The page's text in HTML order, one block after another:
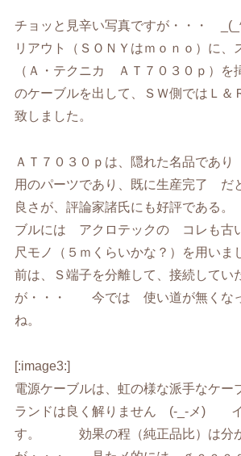
チョッと見辛い写真ですが・・・
リアウト（ＳＯＮＹはｍｏｎｏ）に、
（Ａ・テクニカ ＡＴ７０３０ｐ）を
のケーブルを出して、ＳＷ側ではＬ＆
致しました。
ＡＴ７０３０ｐは、隠れた名品であり
用のパーツであり、既に生産完了
良さが、評論家諸氏にも好評で
ブルには アクロテックの コレも古
尺モノ（５ｍくらいかな？）を
前は、Ｓ端子を分離して、接続してい
が・・・ 今では 使い道が無くなっ
ね。
[:image3:]
電源ケーブルは、虹の様な派手なケ
ランドは良く解りません (-_-メ)
す。 効果の程（純正品比）は分